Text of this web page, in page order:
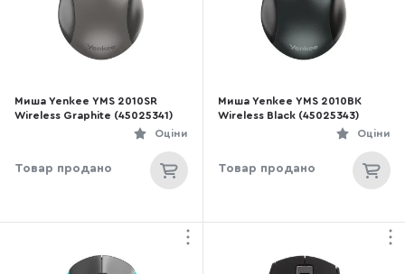
Миша Yenkee YMS 2010SR
Wireless Graphite (45025341)
Оціни
Товар продано
Миша Yenkee YMS 2010BK
Wireless Black (45025343)
Оціни
Товар продано